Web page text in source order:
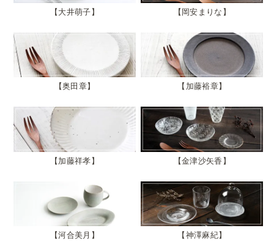
大井萌子 岡安まりな
奥田章 加藤裕章
加藤祥孝 金津沙矢香
河合美月 神澤麻紀